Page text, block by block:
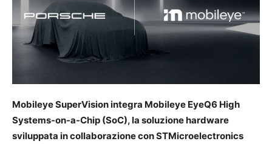
Mobileye SuperVision integra Mobileye EyeQ6 High
Systems-on-a-Chip (SoC), la soluzione hardware
sviluppata in collaborazione con STMicroelectronics